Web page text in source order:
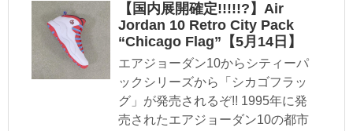
【国内展開確定!!!!!?】Air
Jordan 10 Retro City Pack
“Chicago Flag”【5月14日】
エアジョーダン10からシティーパ
ックシリーズから「シカゴフラッ
グ」が発売されるぞ!! 1995年に発
売されたエアジョーダン10の都市